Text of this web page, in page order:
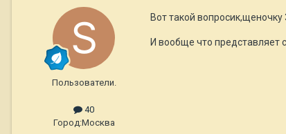
Пользователи.
40
Город:Москва
Вот такой
И вообще что представляет